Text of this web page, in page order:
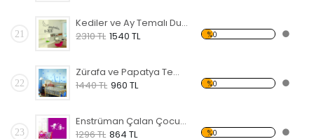
21
Kediler ve Ay Temalı Duvar Sticker
2310 TL 1540 TL %0
22
Zürafa ve Papatya Temalı Duvar Sticker
1440 TL 960 TL %0
23
Enstrüman Çalan Çocuk Temalı Duvar Sticker
1296 TL 864 TL %0